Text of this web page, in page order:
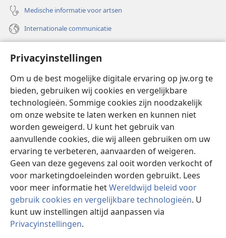
Privacyinstellingen
Om u de best mogelijke digitale ervaring op jw.org te
bieden, gebruiken wij cookies en vergelijkbare
technologieën. Sommige cookies zijn noodzakelijk
om onze website te laten werken en kunnen niet
worden geweigerd. U kunt het gebruik van
aanvullende cookies, die wij alleen gebruiken om uw
ervaring te verbeteren, aanvaarden of weigeren.
Geen van deze gegevens zal ooit worden verkocht of
voor marketingdoeleinden worden gebruikt. Lees
voor meer informatie hetWereldwijd beleid voor
gebruik cookies en vergelijkbare technologieën. U
kunt uw instellingen altijd aanpassen via
Privacyinstellingen.
Medische informatie voor artsen
Internationale communicatie
(opent
nieuw
venster)Watchtower ONLINE LIBRARY™
(opent
nieuw
venster)JW Hub
(opent
nieuw
venster)
®
Watchtower Library
Copyright© 2026 Watch Tower Bible and Tract Society of Pennsylvania.
GEBRUIKSVOORWAARDEN